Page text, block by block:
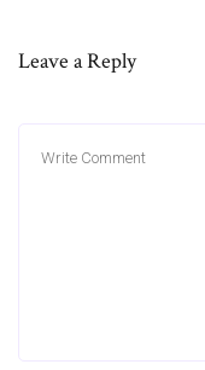
Leave a Reply